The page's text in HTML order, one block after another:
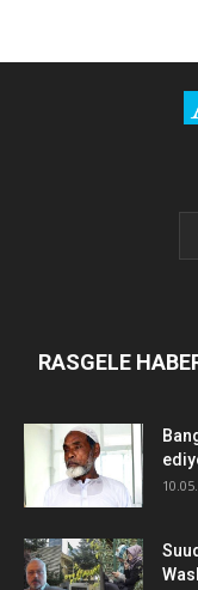
RASGELE